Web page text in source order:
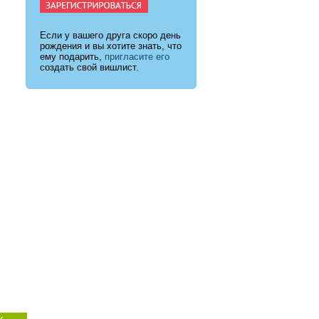
Если у вашего друга скоро день
рождения и вы хотите знать, что
ему подарить, пригласите его
создать свой вишлист.